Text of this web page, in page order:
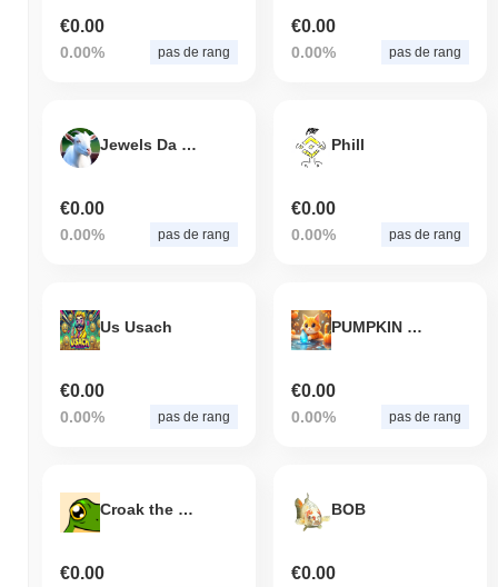
€0.00
0.00% pas de rang
€0.00
0.00% pas de rang
Jewels Da Goat
€0.00
0.00% pas de rang
Phill
€0.00
0.00% pas de rang
Us Usach
€0.00
0.00% pas de rang
PUMPKIN TOKEN
€0.00
0.00% pas de rang
Croak the Bullfrog
€0.00
BOB
€0.00